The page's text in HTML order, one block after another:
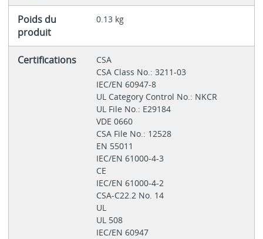
Poids du
produit
0.13 kg
Certifications
CSA
CSA Class No.: 3211-03
IEC/EN 60947-8
UL Category Control No.: NKCR
UL File No.: E29184
VDE 0660
CSA File No.: 12528
EN 55011
IEC/EN 61000-4-3
CE
IEC/EN 61000-4-2
CSA-C22.2 No. 14
UL
UL 508
IEC/EN 60947